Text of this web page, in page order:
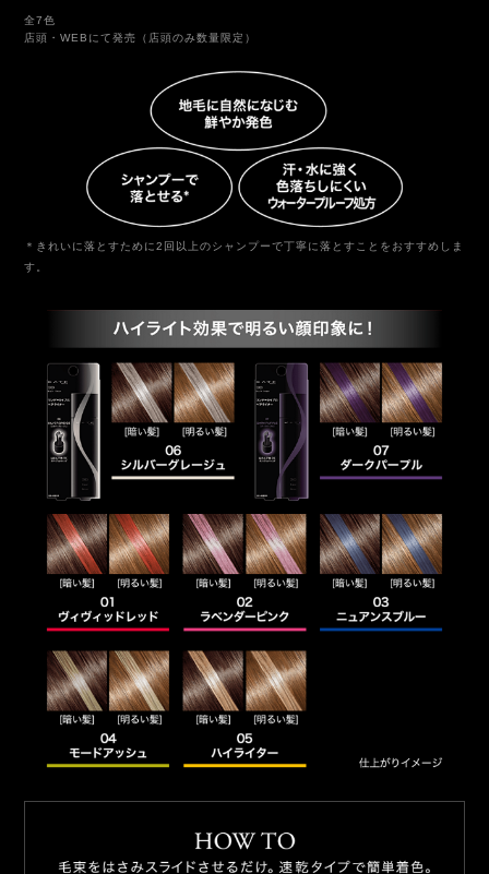
全7色
店頭・WEBにて発売（店頭のみ数量限定）
＊きれいに落とすために2回以上のシャンプーで丁寧に落とすことをおすすめしま
す。